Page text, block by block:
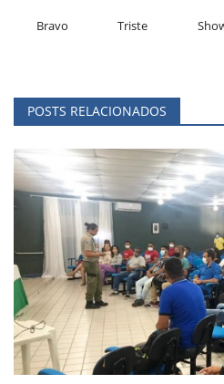
Bravo Triste
POSTS RELACIONADOS